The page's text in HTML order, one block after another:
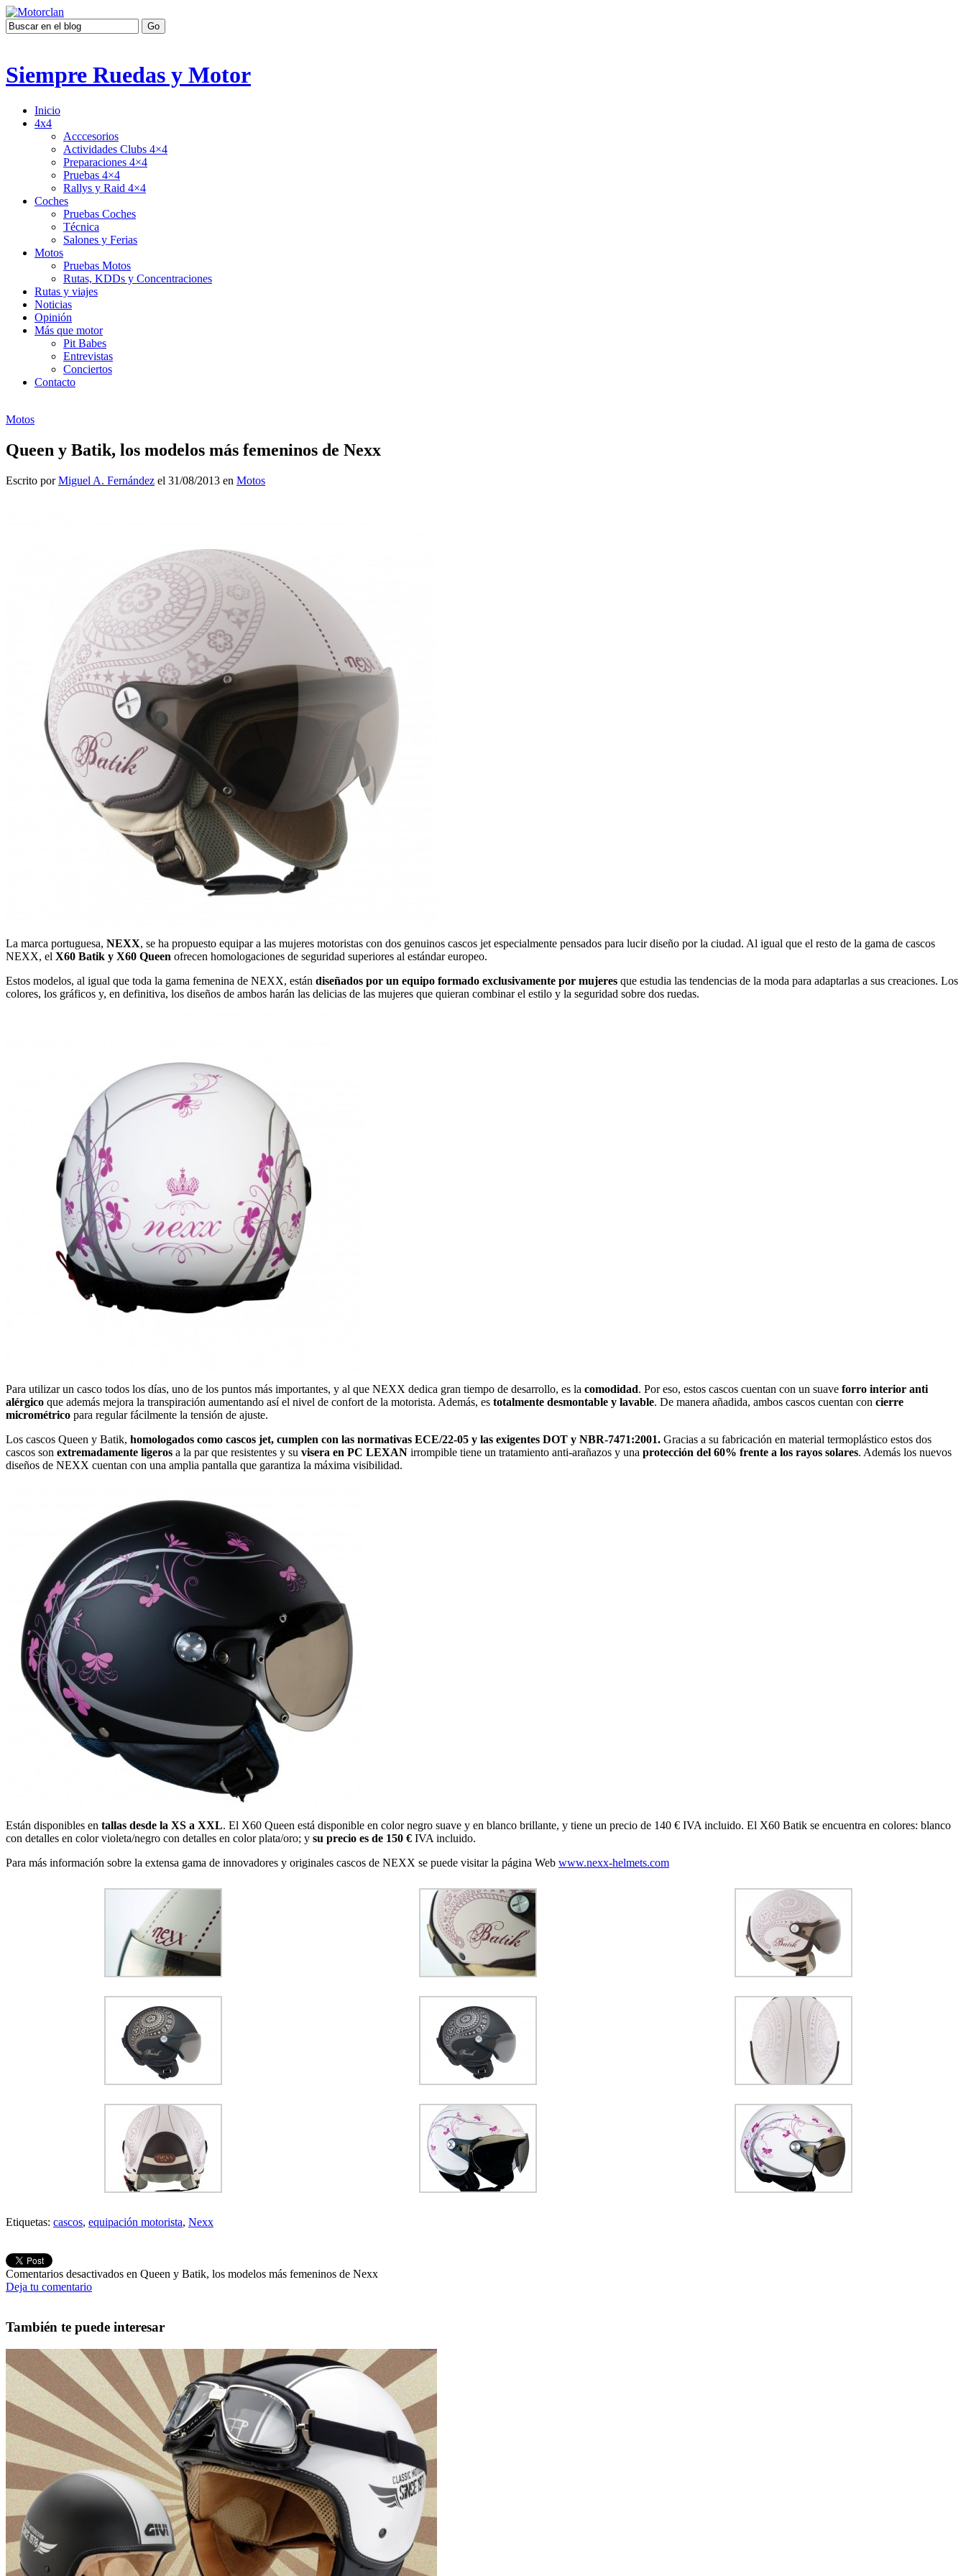
Siempre Ruedas y Motor
Inicio
4x4
Acccesorios
Actividades Clubs 4×4
Preparaciones 4×4
Pruebas 4×4
Rallys y Raid 4×4
Coches
Pruebas Coches
Técnica
Salones y Ferias
Motos
Pruebas Motos
Rutas, KDDs y Concentraciones
Rutas y viajes
Noticias
Opinión
Más que motor
Pit Babes
Entrevistas
Conciertos
Contacto
Motos
Queen y Batik, los modelos más femeninos de Nexx
Escrito porMiguel A. Fernández el 31/08/2013 en Motos
La marca portuguesa, NEXX, se ha propuesto equipar a las mujeres motoristas con dos genuinos cascos jet especialmente pensados para lucir diseño por la ciudad. Al igual que el resto de la gama de cascos
NEXX, el X60 Batik y X60 Queen ofrecen homologaciones de seguridad superiores al estándar europeo.
Estos modelos, al igual que toda la gama femenina de NEXX, están diseñados por un equipo formado exclusivamente por mujeres que estudia las tendencias de la moda para adaptarlas a sus creaciones. Los
colores, los gráficos y, en definitiva, los diseños de ambos harán las delicias de las mujeres que quieran combinar el estilo y la seguridad sobre dos ruedas.
Para utilizar un casco todos los días, uno de los puntos más importantes, y al que NEXX dedica gran tiempo de desarrollo, es la comodidad. Por eso, estos cascos cuentan con un suave forro interior anti
alérgico que además mejora la transpiración aumentando así el nivel de confort de la motorista. Además, es totalmente desmontable y lavable. De manera añadida, ambos cascos cuentan con cierre
micrométrico para regular fácilmente la tensión de ajuste.
Los cascos Queen y Batik, homologados como cascos jet, cumplen con las normativas ECE/22-05 y las exigentes DOT y NBR-7471:2001. Gracias a su fabricación en material termoplástico estos dos
cascos son extremadamente ligeros a la par que resistentes y su visera en PC LEXAN irrompible tiene un tratamiento anti-arañazos y una protección del 60% frente a los rayos solares. Además los nuevos
diseños de NEXX cuentan con una amplia pantalla que garantiza la máxima visibilidad.
Están disponibles en tallas desde la XS a XXL. El X60 Queen está disponible en color negro suave y en blanco brillante, y tiene un precio de 140 € IVA incluido. El X60 Batik se encuentra en colores: blanco
con detalles en color violeta/negro con detalles en color plata/oro; y su precio es de 150 € IVA incluido.
Para más información sobre la extensa gama de innovadores y originales cascos de NEXX se puede visitar la página Web www.nexx-helmets.com
Etiquetas: cascos, equipación motorista, Nexx
Comentarios desactivados en Queen y Batik, los modelos más femeninos de Nexx
Deja tu comentario
También te puede interesar